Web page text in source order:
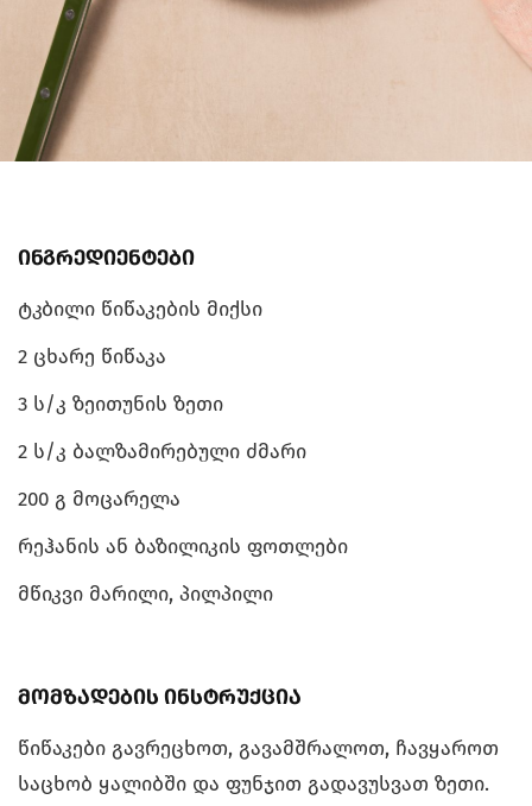
ინგრედიენტები
ტკბილი წიწაკების მიქსი
2 ცხარე წიწაკა
3 ს/კ ზეითუნის ზეთი
2 ს/კ ბალზამირებული ძმარი
200 გ მოცარელა
რეჰანის ან ბაზილიკის ფოთლები
მწიკვი მარილი, პილპილი
მომზადების ინსტრუქცია
წიწაკები გავრეცხოთ, გავამშრალოთ, ჩავყაროთ
საცხობ ყალიბში და ფუნჯით გადავუსვათ ზეთი.